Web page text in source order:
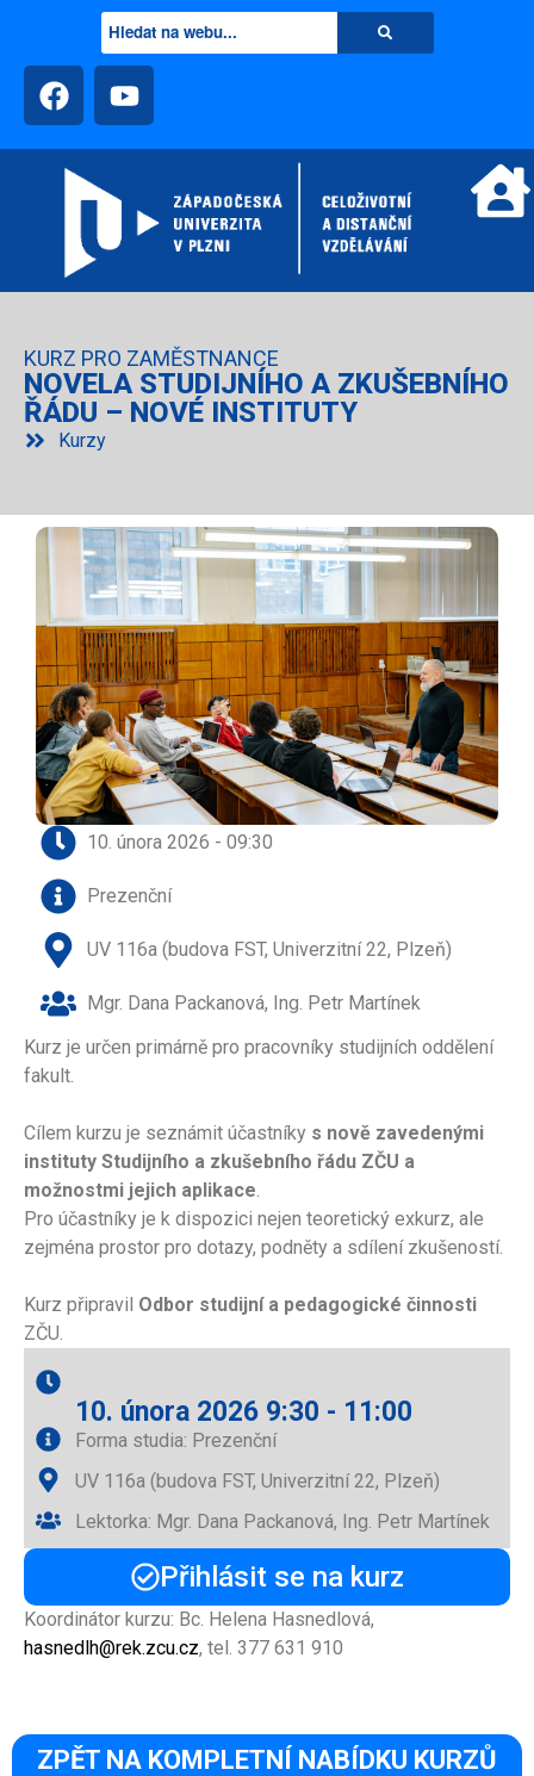
KURZ PRO ZAMĚSTNANCE
NOVELA STUDIJNÍHO A ZKUŠEBNÍHO
ŘÁDU – NOVÉ INSTITUTY
Kurzy
10. února 2026 - 09:30
Prezenční
UV 116a (budova FST, Univerzitní 22, Plzeň)
Mgr. Dana Packanová, Ing. Petr Martínek
Kurz je určen primárně pro pracovníky studijních oddělení
fakult.
Cílem kurzu je seznámit účastníky s nově zavedenými
instituty Studijního a zkušebního řádu ZČU a
možnostmi jejich aplikace.
Pro účastníky je k dispozici nejen teoretický exkurz, ale
zejména prostor pro dotazy, podněty a sdílení zkušeností.
Kurz připravil Odbor studijní a pedagogické činnosti
ZČU.
10. února 2026 9:30 - 11:00
Forma studia: Prezenční
UV 116a (budova FST, Univerzitní 22, Plzeň)
Lektorka: Mgr. Dana Packanová, Ing. Petr Martínek
Přihlásit se na kurz
Koordinátor kurzu: Bc. Helena Hasnedlová,
hasnedlh@rek.zcu.cz, tel. 377 631 910
ZPĚT NA KOMPLETNÍ NABÍDKU KURZŮ